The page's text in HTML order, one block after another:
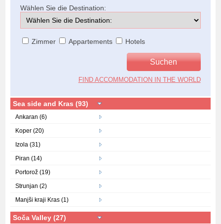
Wählen Sie die Destination:
Zimmer Appartements Hotels
FIND ACCOMMODATION IN THE WORLD
Sea side and Kras (93)
Ankaran (6)
Koper (20)
Izola (31)
Piran (14)
Portorož (19)
Strunjan (2)
Manjši kraji Kras (1)
Soča Valley (27)